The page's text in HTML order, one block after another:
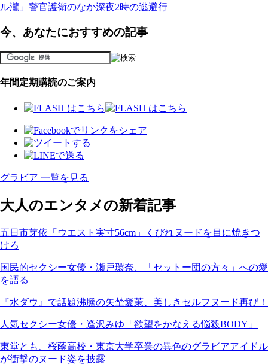
ル瀧」警官護衛のなか深夜2時の逃避行
今、あなたにおすすめの記事
年間定期購読のご案内
グラビア 一覧を見る
大人のエンタメの新着記事
五日市芽依「ウエスト実寸56cm」くびれヌードを目に焼きつ
けろ
国民的セクシー女優・瀬戸環奈、「セットー団の方々」への愛
を語る
『水ダウ』で話題沸騰の矢埜愛茉、美しきセルフヌード再び！
人気セクシー女優・逢沢みゆ「欲望をかなえる悩殺BODY」
東堂とも、桜蔭高校・東京大学卒業の異色のグラビアアイドル
が衝撃のヌード姿を披露